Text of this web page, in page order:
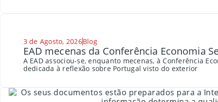
3 de Agosto, 2026Blog
EAD mecenas da Conferência Economia
A EAD associou-se, enquanto mecenas, à Conferência
dedicada à reflexão sobre Portugal visto do exterior